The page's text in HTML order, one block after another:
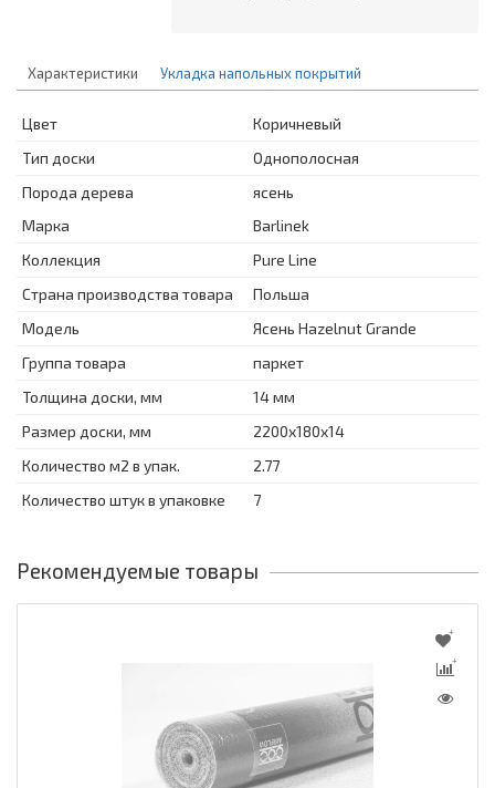
Характеристики Укладка напольных покрытий
Цвет
Коричневый
Тип доски
Однополосная
Порода дерева
ясень
Марка
Barlinek
Коллекция
Pure Line
Страна производства товара
Польша
Модель
Ясень Hazelnut Grande
Группа товара
паркет
Толщина доски, мм
14 мм
Размер доски, мм
2200x180x14
Количество м2 в упак.
2.77
Количество штук в упаковке
7
Рекомендуемые товары